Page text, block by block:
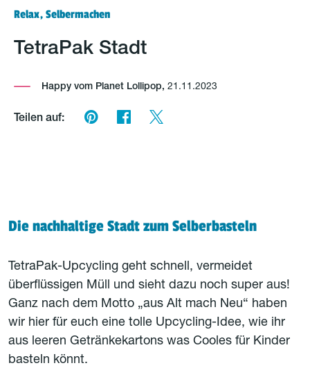
Relax, Selbermachen
TetraPak Stadt
Happy vom Planet Lollipop, 21.11.2023
Teilen auf:
Die nachhaltige Stadt zum Selberbasteln
TetraPak-Upcycling geht schnell, vermeidet
überflüssigen Müll und sieht dazu noch super aus!
Ganz nach dem Motto „aus Alt mach Neu“ haben
wir hier für euch eine tolle Upcycling-Idee, wie ihr
aus leeren Getränkekartons was Cooles für Kinder
basteln könnt.